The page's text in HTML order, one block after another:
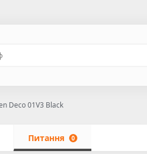
Deco 01V3 Black
Питання 0